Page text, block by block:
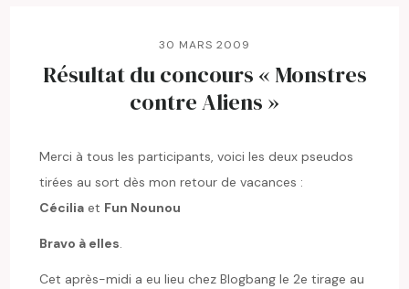
30 MARS 2009
Résultat du concours « Monstres
contre Aliens »
Merci à tous les participants, voici les deux pseudos
tirées au sort dès mon retour de vacances :
Cécilia et Fun Nounou
Bravo à elles.
Cet après-midi a eu lieu chez Blogbang le 2e tirage au